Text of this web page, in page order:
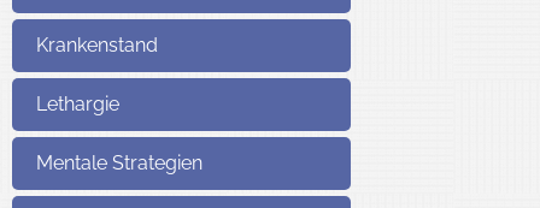
Krankenstand
Lethargie
Mentale Strategien